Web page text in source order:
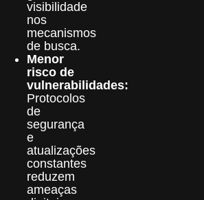
visibilidade
nos
mecanismos
de busca.
Menor
risco de
vulnerabilidades:
Protocolos
de
segurança
e
atualizações
constantes
reduzem
ameaças